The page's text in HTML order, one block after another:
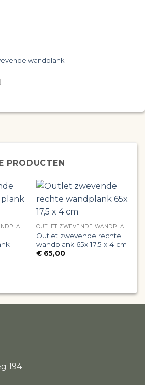
wandplank
PRODUCTEN
OUTLET ZWEVENDE WANDPLANK OUTLET ZWEVENDE WANDPLANK
Outlet zwevende rechte
wandplank 65x 17,5 x 4 cm
€65,00
194